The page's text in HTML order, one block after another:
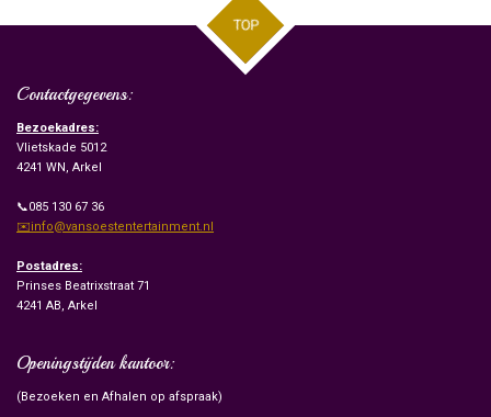
TOP
Contactgegevens:
Bezoekadres:
Vlietskade 5012
4241 WN, Arkel
📞085 130 67 36
✉️info@vansoestentertainment.nl
Postadres:
Prinses Beatrixstraat 71
4241 AB, Arkel
Openingstijden kantoor:
(Bezoeken en Afhalen op afspraak)